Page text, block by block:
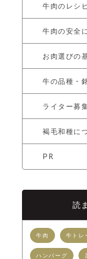
牛肉のレシ
牛肉の安全
お肉選びの
牛の品種・
ライター募
褐毛和種に
PR
読
牛肉 牛トレ
ハンバーグ